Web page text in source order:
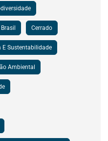
Brasil Cerrado
E Sustentabilidade
Ambiental